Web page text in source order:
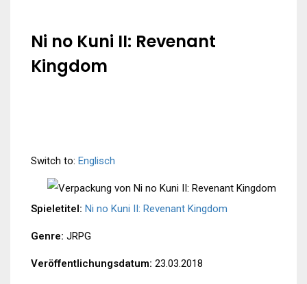
Ni no Kuni II: Revenant
Kingdom
Switch to: Englisch
Spieletitel: Ni no Kuni II: Revenant Kingdom
Genre: JRPG
Veröffentlichungsdatum: 23.03.2018